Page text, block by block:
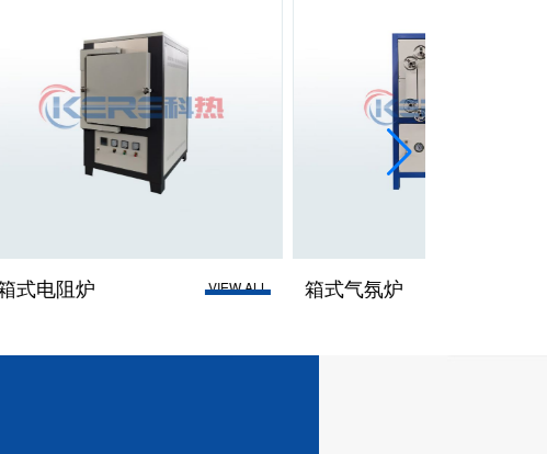
VIEW ALL VIEW ALL